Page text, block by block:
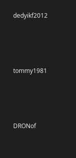
dedyikf2012
tommy1981
DRONof